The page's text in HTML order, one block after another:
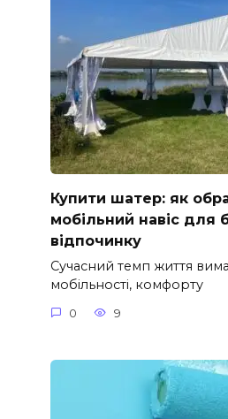
Купити шатер: як
мобільний навіс для
відпочинку
Сучасний темп життя
мобільності, комфорту
0 9